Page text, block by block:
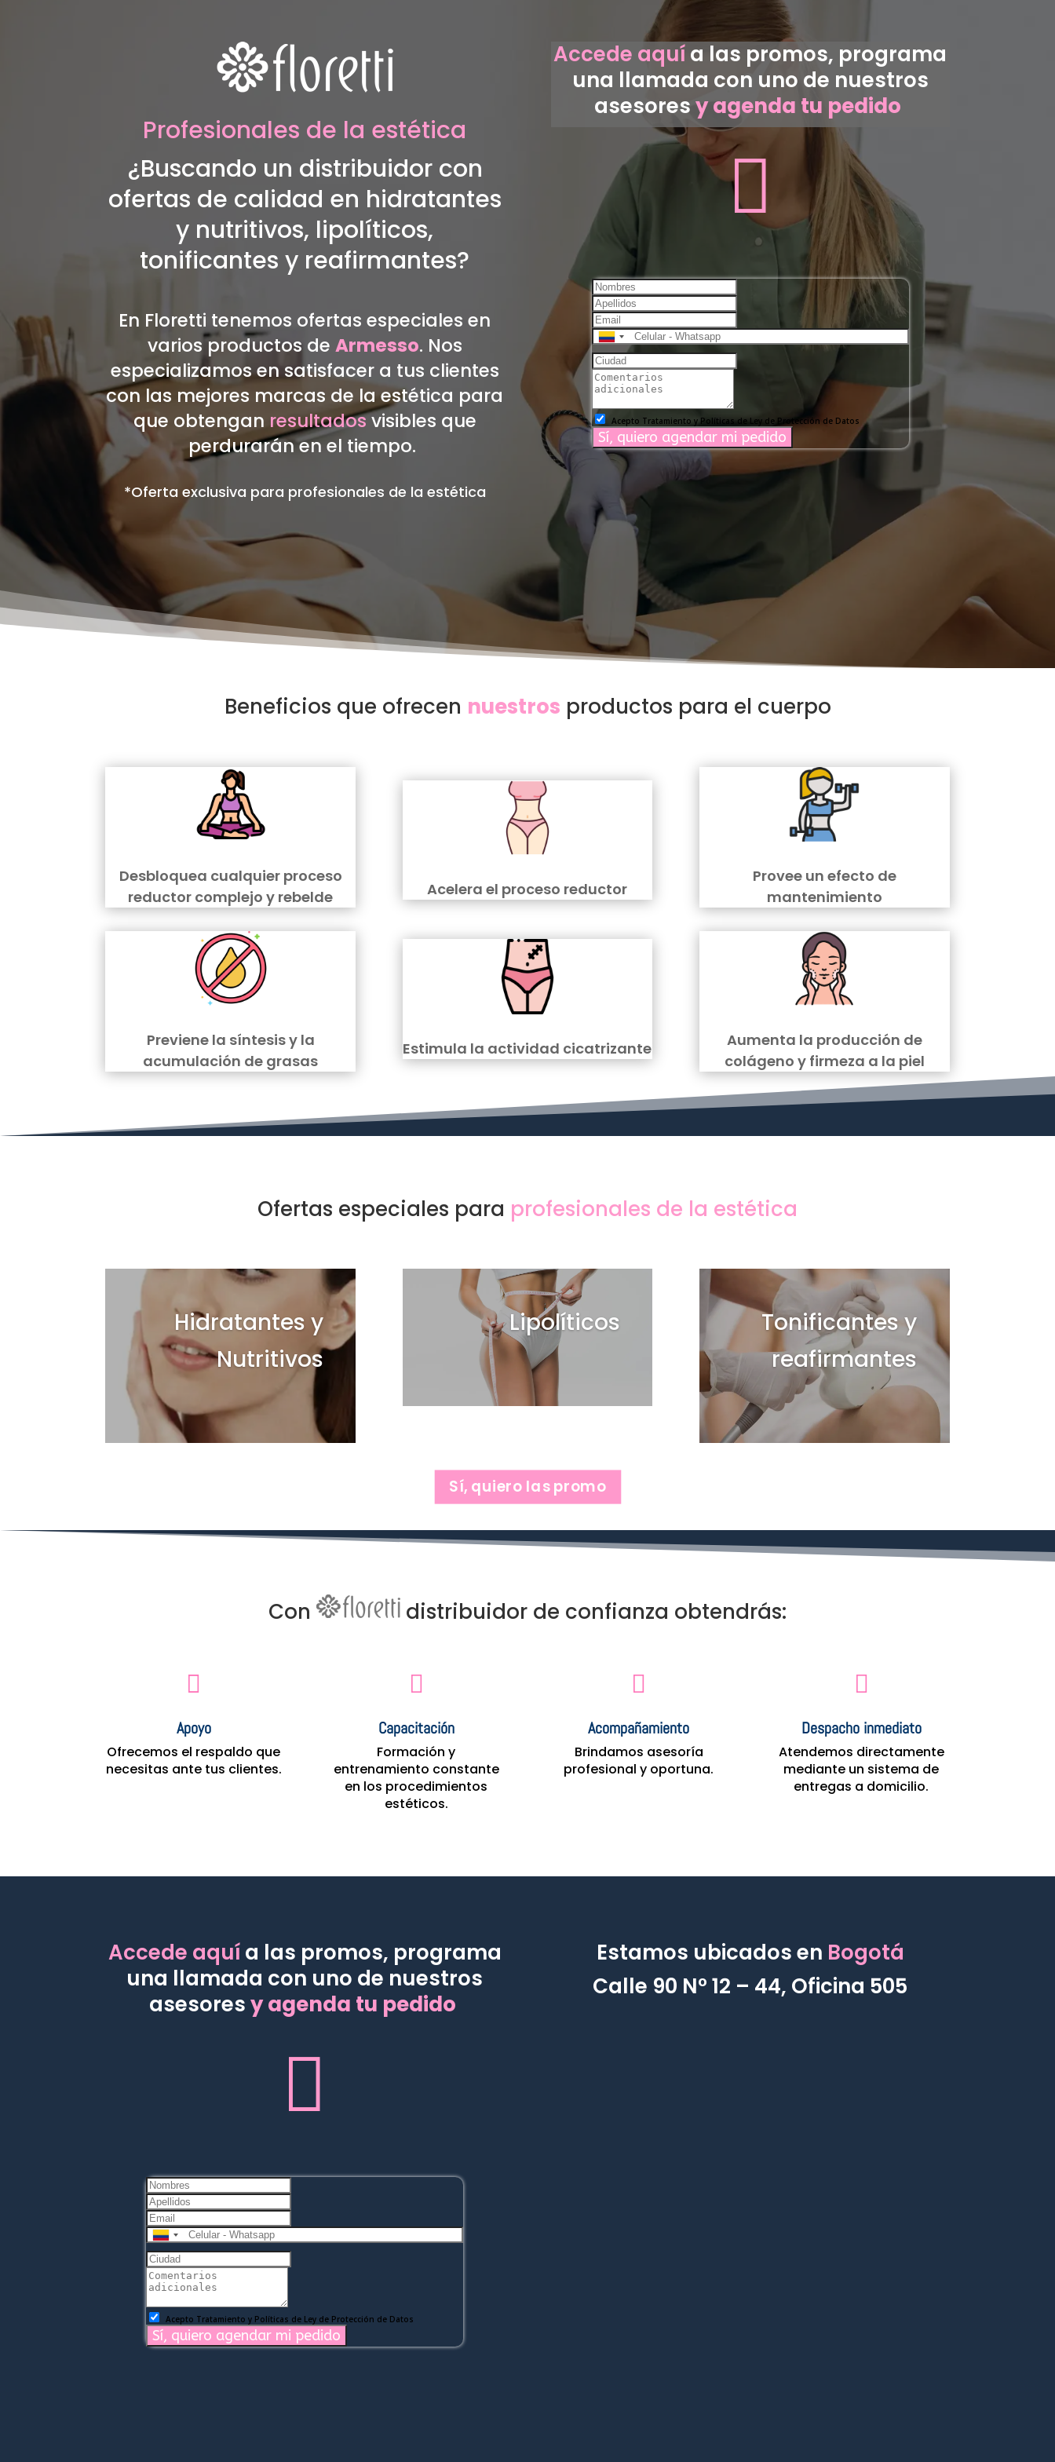
Profesionales de la estética
¿Buscando un distribuidor con
ofertas de calidad en hidratantes
y nutritivos, lipolíticos,
tonificantes y reafirmantes?
En Floretti tenemos ofertas especiales en
varios productos de Armesso. Nos
especializamos en satisfacer a tus clientes
con las mejores marcas de la estética para
que obtengan resultadosvisibles que
perdurarán en el tiempo.
*Oferta exclusiva para profesionales de la estética
Accede aquía las promos, programa
una llamada con uno de nuestros
asesoresy agenda tu pedido

Beneficios que ofrecen nuestros productos para el cuerpo
Desbloquea cualquier proceso
reductor complejo y rebelde
Previene la síntesis y la
acumulación de grasas
Acelera el proceso reductor
Estimula la actividad cicatrizante
Provee un efecto de
mantenimiento
Aumenta la producción de
colágeno y firmeza a la piel
Ofertas especiales para profesionales de la estética
Hidratantes y
Nutritivos
Lipolíticos
Tonificantes y
reafirmantes
Sí, quiero las promo
Con distribuidor de confianza obtendrás:

Apoyo
Ofrecemos el respaldo que
necesitas ante tus clientes.

Capacitación
Formación y
entrenamiento constante
en los procedimientos
estéticos.

Acompañamiento
Brindamos asesoría
profesional y oportuna.

Despacho inmediato
Atendemos directamente
mediante un sistema de
entregas a domicilio.
Accede aquía las promos, programa
una llamada con uno de nuestros
asesoresy agenda tu pedido

Estamos ubicados en Bogotá
Calle 90 N° 12 – 44, Oficina 505